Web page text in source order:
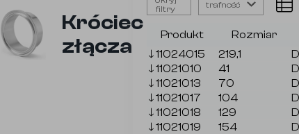
Króciec
złącza
filtry
trafność
Produkt Rozmiar
🡓11024015 219,1
🡓11021010 41
🡓11021013 70
🡓11021017 104
🡓11021018 129
🡓11021019 154